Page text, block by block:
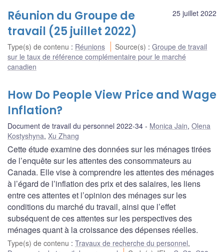
25 juillet 2022
Réunion du Groupe de
travail (25 juillet 2022)
Type(s) de contenu : Réunions Source(s) :Groupe de travail
sur le taux de référence complémentaire pour le marché
canadien
How Do People View Price and Wage
Inflation?
Document de travail du personnel 2022-34 Monica Jain, Olena
Kostyshyna, Xu Zhang
Cette étude examine des données sur les ménages tirées
de l’enquête sur les attentes des consommateurs au
Canada. Elle vise à comprendre les attentes des ménages
à l’égard de l’inflation des prix et des salaires, les liens
entre ces attentes et l’opinion des ménages sur les
conditions du marché du travail, ainsi que l’effet
subséquent de ces attentes sur les perspectives des
ménages quant à la croissance des dépenses réelles.
Type(s) de contenu : Travaux de recherche du personnel,